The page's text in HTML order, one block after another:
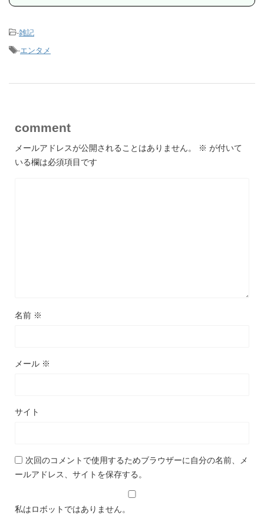
-雑記
-エンタメ
comment
メールアドレスが公開されることはありません。 ※ が付いて
いる欄は必須項目です
名前 ※
メール ※
サイト
次回のコメントで使用するためブラウザーに自分の名前、メ
ールアドレス、サイトを保存する。
私はロボットではありません。